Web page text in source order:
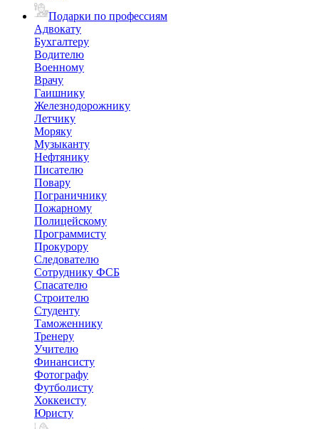
Подарки по профессиям
Адвокату
Бухгалтеру
Водителю
Военному
Врачу
Гаишнику
Железнодорожнику
Летчику
Моряку
Музыканту
Нефтянику
Писателю
Повару
Пограничнику
Пожарному
Полицейскому
Программисту
Прокурору
Следователю
Сотруднику ФСБ
Спасателю
Строителю
Студенту
Таможеннику
Тренеру
Учителю
Финансисту
Фотографу
Футболисту
Хоккеисту
Юристу